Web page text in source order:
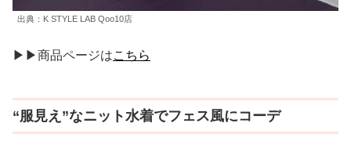
出典：K STYLE LAB Qoo10店
▶▶商品ページはこちら
“服見え”なニット水着でフェス風にコーデ